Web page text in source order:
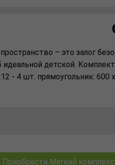
– это залог
детской.
- 4 шт. прямоугольник:
Приобрести Мягкий